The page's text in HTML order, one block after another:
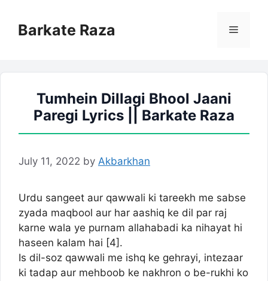
contentBarkate Raza Menu
Tumhein Dillagi Bhool Jaani
Paregi Lyrics || Barkate Raza
July 11, 2022 by Akbarkhan
Urdu sangeet aur qawwali ki tareekh me sabse
zyada maqbool aur har aashiq ke dil par raj
karne wala ye purnam allahabadi ka nihayat hi
haseen kalam hai [4].
Is dil-soz qawwali me ishq ke gehrayi, intezaar
ki tadap aur mehboob ke nakhron o be-rukhi ko